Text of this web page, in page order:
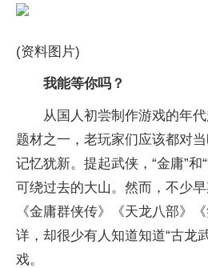
(资料图片)
我能等你吗？
从国人初尝制作游戏的年
题材之一，老玩家们应该都对
记忆犹新。提起武侠，“金庸”和
可绕过去的大山。然而，不少
《金庸群侠传》《天龙八部》
详，却很少有人知道知道“古龙
戏。